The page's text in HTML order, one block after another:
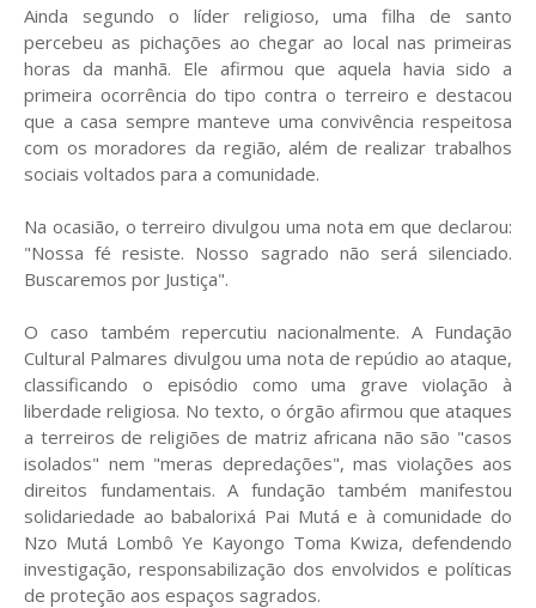
Ainda segundo o líder religioso, uma filha de santo
percebeu as pichações ao chegar ao local nas primeiras
horas da manhã. Ele afirmou que aquela havia sido a
primeira ocorrência do tipo contra o terreiro e destacou
que a casa sempre manteve uma convivência respeitosa
com os moradores da região, além de realizar trabalhos
sociais voltados para a comunidade.
Na ocasião, o terreiro divulgou uma nota em que declarou:
"Nossa fé resiste. Nosso sagrado não será silenciado.
Buscaremos por Justiça".
O caso também repercutiu nacionalmente. A Fundação
Cultural Palmares divulgou uma nota de repúdio ao ataque,
classificando o episódio como uma grave violação à
liberdade religiosa. No texto, o órgão afirmou que ataques
a terreiros de religiões de matriz africana não são "casos
isolados" nem "meras depredações", mas violações aos
direitos fundamentais. A fundação também manifestou
solidariedade ao babalorixá Pai Mutá e à comunidade do
Nzo Mutá Lombô Ye Kayongo Toma Kwiza, defendendo
investigação, responsabilização dos envolvidos e políticas
de proteção aos espaços sagrados.